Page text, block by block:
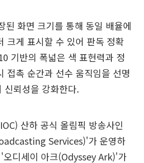
된 화면 크기를 통해 동일 배율에
크게 표시할 수 있어 판독 정확
기반의 폭넓은 색 표현력과 정
접촉 순간과 선수 움직임을 선명
신뢰성을 강화한다.
산하 공식 올림픽 방송사인
Services)'가 운영하
디세이 아크(Odyssey Ark)'가